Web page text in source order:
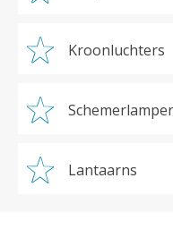
Kroonluchters
Lantaarns